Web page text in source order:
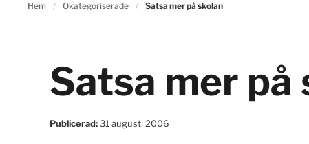
Hem Okategoriserade Satsa mer på skolan
Satsa mer på
Publicerad:31 augusti 2006